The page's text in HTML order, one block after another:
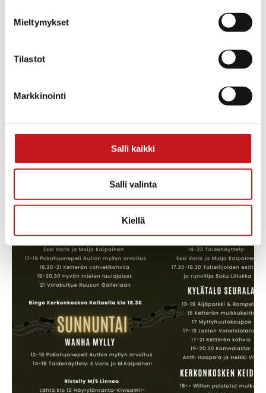
Mieltymykset
Tilastot
Markkinointi
Salli kaikki
Salli valinta
Kiellä
Katso